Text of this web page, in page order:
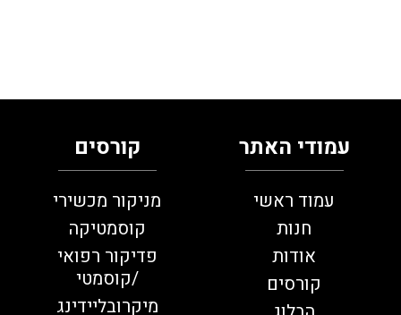
עמודי האתר
עמוד ראשי
חנות
אודות
קורסים
קורסים
מניקור מכשירי
קוסמטיקה
פדיקור רפואי
/קוסמטי
מיקרובליידינג